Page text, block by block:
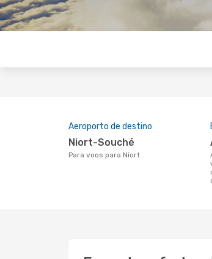
Aeroporto de destino
Niort-Souché
Para voos para Niort
abril é a